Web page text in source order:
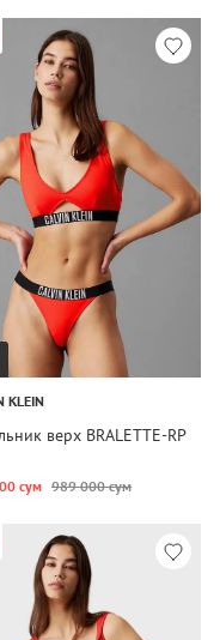
KLEIN
верх BRALETTE-RP
сум 989 000 сум